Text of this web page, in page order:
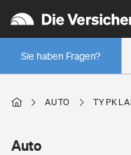
Sie haben Fragen?
Wer versichert was: Jetzt
Regionalklassen: So ist
Wer versichert was:
AUTO
Auto